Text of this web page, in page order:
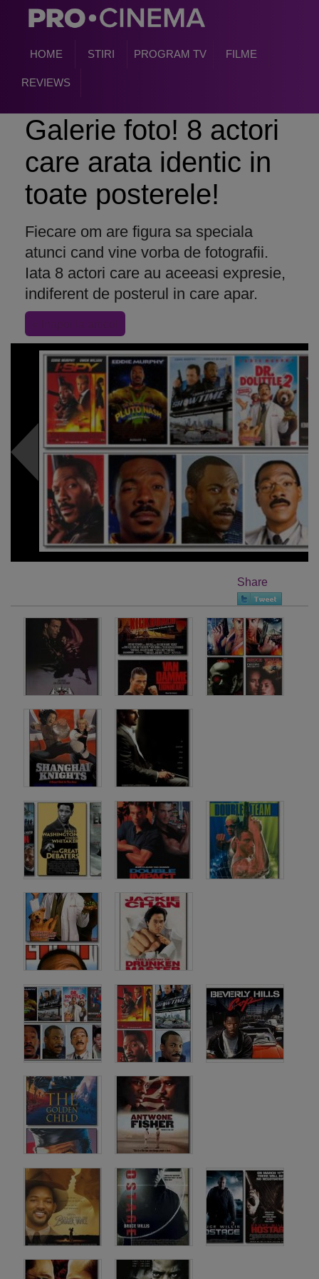
HOME STIRI PROGRAM TV FILME
REVIEWS
Galerie foto! 8 actori
care arata identic in
toate posterele!
Fiecare om are figura sa speciala
atunci cand vine vorba de fotografii.
Iata 8 actori care au aceeasi expresie,
indiferent de posterul in care apar.
Share